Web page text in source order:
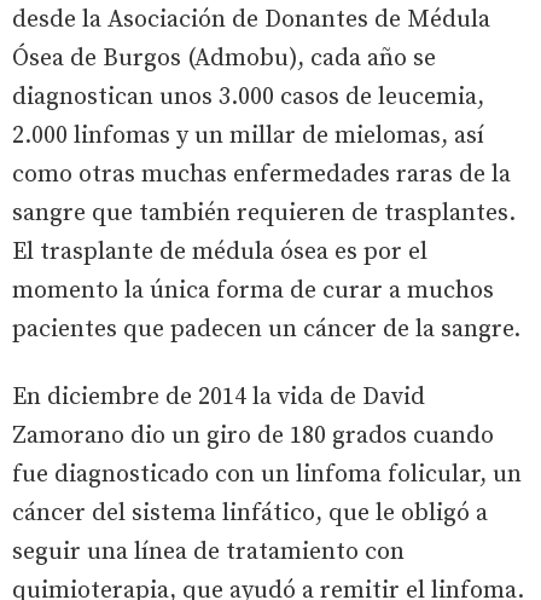
desde la Asociación de Donantes de Médula
Ósea de Burgos (Admobu), cada año se
diagnostican unos 3.000 casos de leucemia,
2.000 linfomas y un millar de mielomas, así
como otras muchas enfermedades raras de la
sangre que también requieren de trasplantes.
El trasplante de médula ósea es por el
momento la única forma de curar a muchos
pacientes que padecen un cáncer de la sangre.
En diciembre de 2014 la vida de David
Zamorano dio un giro de 180 grados cuando
fue diagnosticado con un linfoma folicular, un
cáncer del sistema linfático, que le obligó a
seguir una línea de tratamiento con
quimioterapia, que ayudó a remitir el linfoma.